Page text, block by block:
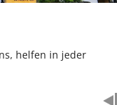
helfen in jeder